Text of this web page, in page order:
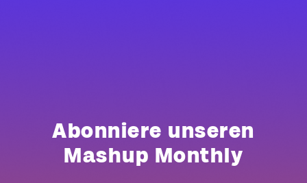
Abonniere unseren
Mashup Monthly